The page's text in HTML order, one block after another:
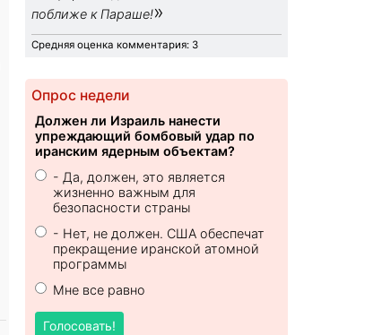
поближе к Параше!»
Средняя оценка комментария: 3
Опрос недели
Должен ли Израиль нанести
упреждающий бомбовый удар по
иранским ядерным объектам?
- Да, должен, это является
жизненно важным для
безопасности страны
- Нет, не должен. США обеспечат
прекращение иранской атомной
программы
Мне все равно
Голосовать!